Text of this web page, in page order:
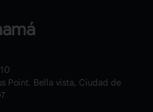
Point. Bella vista, Ciudad de